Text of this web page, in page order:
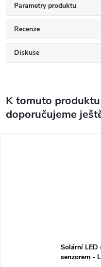
Parametry produktu
Recenze
Diskuse
K tomuto produktu
doporučujeme
Solární LED
senzorem -